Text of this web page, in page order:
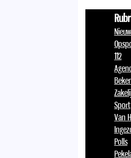
112
Sport
Van
Polls